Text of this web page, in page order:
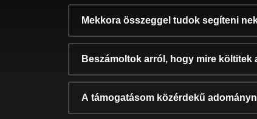
Mekkora összeggel tudok segíteni
Beszámoltok arról, hogy mire költitek
A támogatásom közérdekű